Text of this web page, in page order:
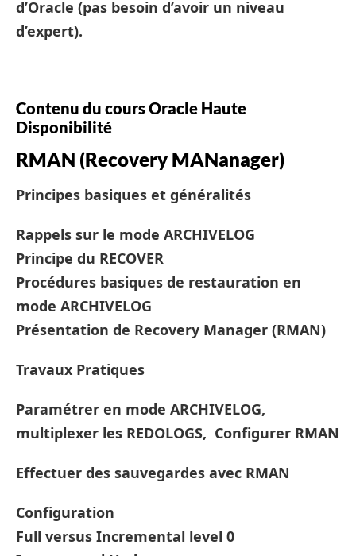
d’Oracle (pas besoin d’avoir un niveau
d’expert).
Contenu du cours Oracle Haute
Disponibilité
RMAN (Recovery MANanager)
Principes basiques et généralités
Rappels sur le mode ARCHIVELOG
Principe du RECOVER
Procédures basiques de restauration en
mode ARCHIVELOG
Présentation de Recovery Manager (RMAN)
Travaux Pratiques
Paramétrer en mode ARCHIVELOG,
multiplexer les REDOLOGS, Configurer RMAN
Effectuer des sauvegardes avec RMAN
Configuration
Full versus Incremental level 0